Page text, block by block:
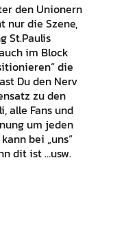
den Unionern
nur die Szene,
St.Paulis
im Block
die
Du den Nerv
zu den
alle Fans und
um jeden
bei „uns“
dit ist …usw.